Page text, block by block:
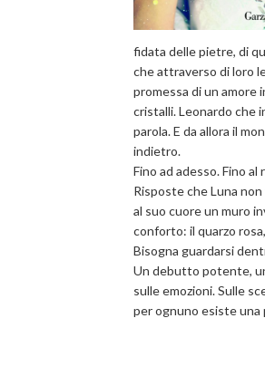
fidata delle pietre, di
che attraverso di loro
promessa di un amore
cristalli. Leonardo che
parola. E da allora il
indietro.
Fino ad adesso. Fino
Risposte che Luna
al suo cuore un muro
conforto: il quarzo
Bisogna guardarsi
Un debutto potente,
sulle emozioni. Sulle
per ognuno esiste una